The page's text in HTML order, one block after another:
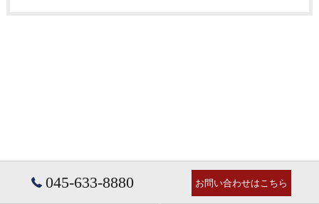
045-633-8880 お問い合わせはこちら